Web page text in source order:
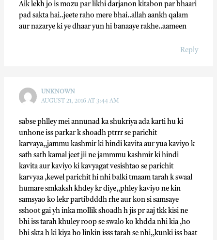
Aik lekh jo is mozu par likhi darjanon kitabon par bhaari
pad sakta hai..jeete raho mere bhai..allah aankh qalam
aur nazarye ki ye dhaar yun hi banaaye rakhe..aameen
Reply
UNKNOWN
AUGUST 21, 2016 AT 3:44 AM
sabse phlley mei annunad ka shukriya ada karti hu ki
unhone iss parkar k shoadh ptrrr se parichit
karvaya,,jammu kashmir ki hindi kavita aur yua kaviyo k
sath sath kamal jeet jii ne jammmu kashmir ki hindi
kavita aur kaviyo ki kavyagat vesishtao se parichit
karvyaa ,kewel parichit hi nhi balki tmaam tarah k swaal
humare smkaksh khdey kr diye,,phley kaviyo ne kin
samsyao ko lekr partibdddh rhe aur kon si samsaye
sshoot gai yh inka mollik shoadh h jis pr aaj tkk kisi ne
bhi iss tarah khuley roop se swalo ko khdda nhi kia ,ho
bhi skta h ki kiya ho linkin isss tarah se nhi,,kunki iss baat